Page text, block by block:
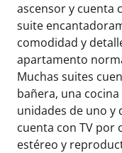
ascensor y cuenta
suite
comodidad y
apartamento
Muchas suites
bañera, una
unidades de uno y
cuenta con TV por
estéreo y